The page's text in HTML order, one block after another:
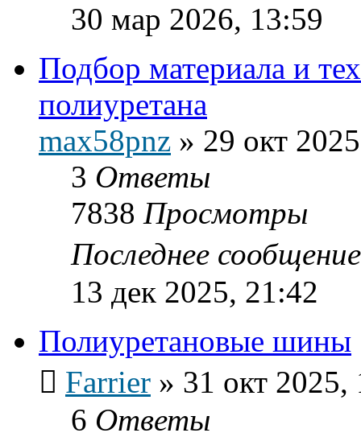
30 мар 2026, 13:59
Подбор материала и
полиуретана
max58pnz » 29 окт
3 Ответы
7838 Просмотры
Последнее
13 дек 2025, 21:42
Полиуретановые шины
Farrier » 31 окт 2025,
6 Ответы